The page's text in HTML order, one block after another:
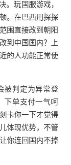
。玩国服游戏，
。在巴西用探探
围直接改到朝阳
到中国国内？上
的人功能正常使
被判定为异常登
下单支付一气呵
卡你一下才觉得
体现优势，不管
你连回国内不掉